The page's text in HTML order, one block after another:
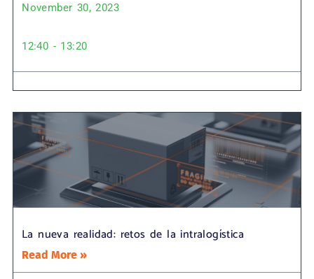
November 30, 2023
12:40 - 13:20
La nueva realidad: retos de la intralogística
Read More »